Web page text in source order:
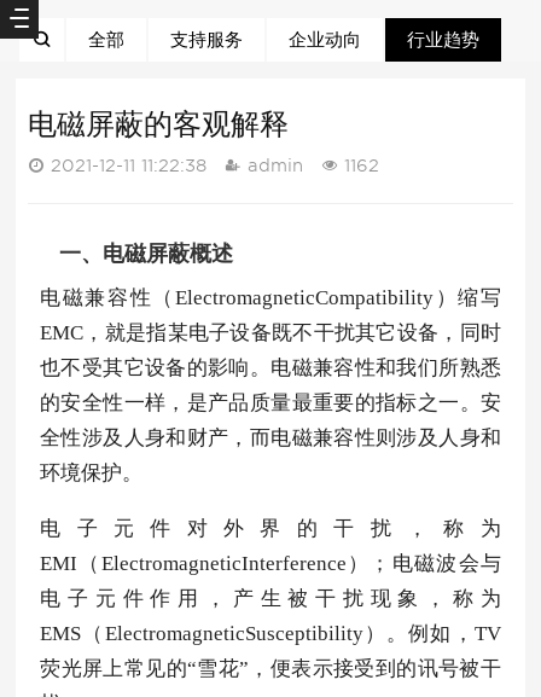
全部 支持服务 企业动向 行业趋势
电磁屏蔽的客观解释
2021-12-11 11:22:38 admin 1162
一、电磁屏蔽概述
电磁兼容性（ElectromagneticCompatibility）缩写
EMC，就是指某电子设备既不干扰其它设备，同时
也不受其它设备的影响。电磁兼容性和我们所熟悉
的安全性一样，是产品质量最重要的指标之一。安
全性涉及人身和财产，而电磁兼容性则涉及人身和
环境保护。
电子元件对外界的干扰，称为
EMI（ElectromagneticInterference）；电磁波会与
电子元件作用，产生被干扰现象，称为
EMS（ElectromagneticSusceptibility）。例如，TV
荧光屏上常见的“雪花”，便表示接受到的讯号被干